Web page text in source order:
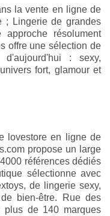
la vente en ligne de
; Lingerie de grandes
résolument
offre une sélection de
: sexy,
fort, glamour et
lovestore en ligne de
propose un large
références dédiés
sélectionne avec
de lingerie sexy,
bien-être. Rue des
plus de 140 marques